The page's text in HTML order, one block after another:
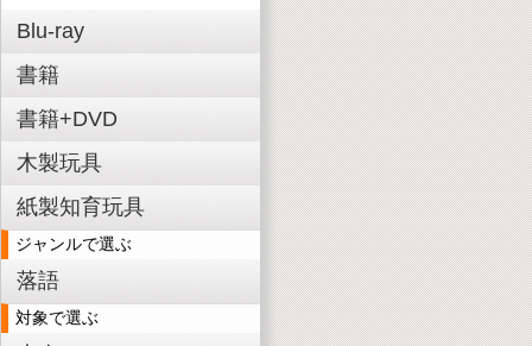
Blu-ray
書籍
書籍+DVD
木製玩具
紙製知育玩具
ジャンルで選ぶ
落語
対象で選ぶ